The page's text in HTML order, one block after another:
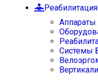
Реабилитация
Аппараты
Системы